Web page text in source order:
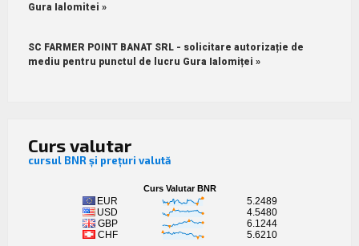
Gura Ialomitei »
SC FARMER POINT BANAT SRL - solicitare autorizație de
mediu pentru punctul de lucru Gura Ialomiței »
Curs valutar
cursul BNR și prețuri valută